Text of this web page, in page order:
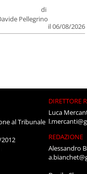
di
Pellegrino
il 06/08/2026
al Tribunale
DIRETTORE
Luca
REDAZIONE
Alessandro